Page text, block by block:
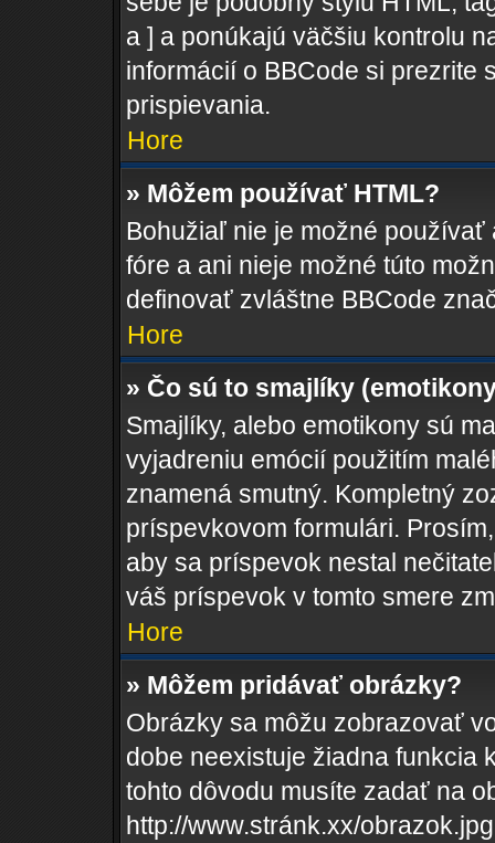
a ] a ponúkajú väčšiu kontrolu
informácií o BBCode si prezrite
prispievania.
Hore
» Môžem používať HTML?
Bohužiaľ nie je možné
fóre a ani nieje možné túto
definovať zvláštne BBCode
Hore
» Čo sú to smajlíky
Smajlíky, alebo emotikony sú
vyjadreniu emócií použitím
znamená smutný. Kompletný
príspevkovom formulári.
aby sa príspevok nestal
váš príspevok v tomto smere
Hore
» Môžem pridávať obrázky?
Obrázky sa môžu zobrazovať
dobe neexistuje žiadna funkcia
tohto dôvodu musíte zadať na
http://www.stránk.xx/